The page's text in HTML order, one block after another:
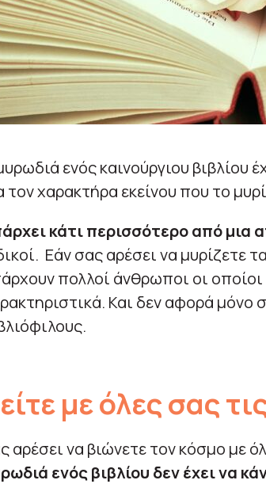
ενός καινούργιου βιβλίου
τον χαρακτήρα εκείνου που το
κάτι περισσότερο από μια
Εάν σας αρέσει να μυρίζετε
πολλοί άνθρωποι οι
Και δεν αφορά μόνο
με όλες σας
αρέσει να βιώνετε τον κόσμο με
ενός βιβλίου δεν έχει να